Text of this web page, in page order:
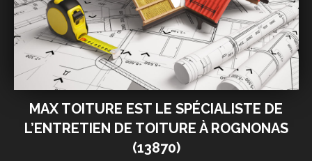
MAX TOITURE EST LE SPÉCIALISTE DE
L’ENTRETIEN DE TOITURE À ROGNONAS
(13870)